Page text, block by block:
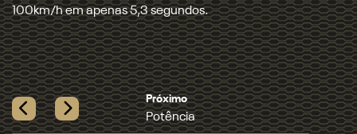
entre as picapes full-size a gasolina.
Previous Next
Próximo
Tecnologia